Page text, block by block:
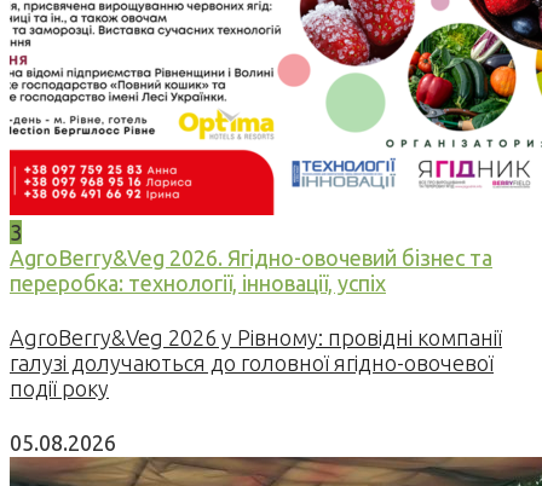
3
AgroBerry&Veg 2026. Ягідно-овочевий бізнес та
переробка: технології, інновації, успіх
AgroBerry&Veg 2026 у Рівному: провідні компанії
галузі долучаються до головної ягідно-овочевої
події року
05.08.2026